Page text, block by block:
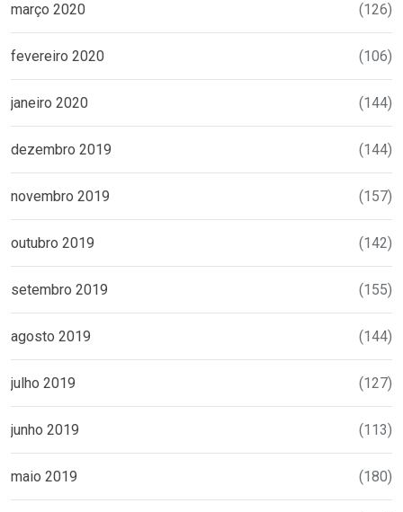
março 2020 (126)
fevereiro 2020 (106)
janeiro 2020 (144)
dezembro 2019 (144)
novembro 2019 (157)
outubro 2019 (142)
setembro 2019 (155)
agosto 2019 (144)
julho 2019 (127)
junho 2019 (113)
maio 2019 (180)